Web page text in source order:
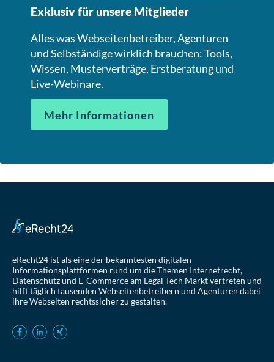
Exklusiv für unsere Mitglieder
Alles was Webseitenbetreiber, Agenturen
und Selbständige wirklich brauchen: Tools,
Wissen, Musterverträge, Erstberatung und
Live-Webinare.
Mehr Informationen
eRecht24 ist als eine der bekanntesten digitalen
Informationsplattformen rund um die Themen Internetrecht,
Datenschutz und E-Commerce am Legal Tech Markt vertreten und
hilft täglich tausenden Webseitenbetreibern und Agenturen dabei
ihre Webseiten rechtssicher zu gestalten.